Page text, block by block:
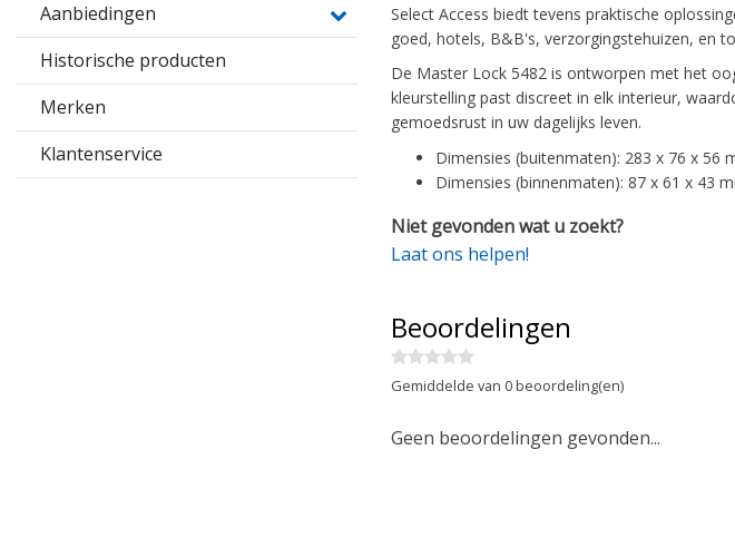
Aanbiedingen
Historische producten
Merken
Klantenservice
Select Access biedt tevens praktische
goed, hotels, B&B's, verzorgingstehuizen, en
De Master Lock 5482 is ontworpen met het
kleurstelling past discreet in elk interieur,
gemoedsrust in uw dagelijks leven.
Dimensies (buitenmaten): 283 x 76 x 56
Dimensies (binnenmaten): 87 x 61 x 43
Niet gevonden wat u zoekt?
Laat ons helpen!
Beoordelingen
Gemiddelde van 0 beoordeling(en)
Geen beoordelingen gevonden...